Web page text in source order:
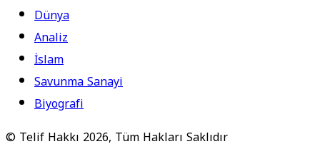
Dünya
Analiz
İslam
Savunma Sanayi
Biyografi
© Telif Hakkı 2026, Tüm Hakları Saklıdır